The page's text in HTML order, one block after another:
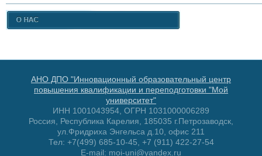
АНО ДПО "Инновационный образовательный центр
повышения квалификации и переподготовки "Мой
университет"
ИНН 1001043954, ОГРН 1031000006289
Россия, Республика Карелия, 185035 г.Петрозаводск,
ул.Фридриха Энгельса д.10, офис 211
Тел: +7(499) 685-10-45, +7 (911) 422-27-54
E-mail: moi-uni@yandex.ru